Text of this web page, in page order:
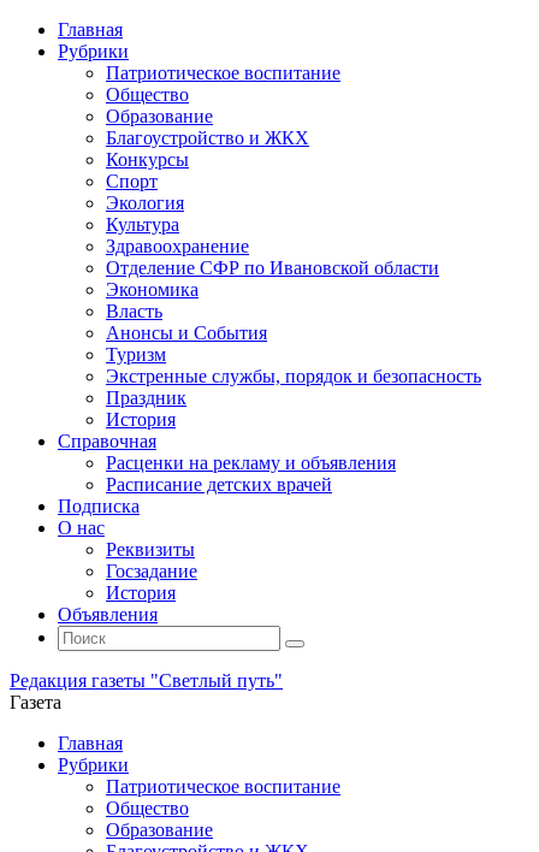
Главная
Рубрики
Патриотическое воспитание
Общество
Образование
Благоустройство и ЖКХ
Конкурсы
Спорт
Экология
Культура
Здравоохранение
Отделение СФР по Ивановской области
Экономика
Власть
Анонсы и События
Туризм
Экстренные службы, порядок и безопасность
Праздник
История
Справочная
Расценки на рекламу и объявления
Расписание детских врачей
Подписка
О нас
Реквизиты
Госзадание
История
Объявления
Поиск
Искать:
Поиск
Редакция газеты "Светлый путь"
Газета
Промотать
содержимому
Главная
Рубрики
Патриотическое воспитание
Общество
Образование